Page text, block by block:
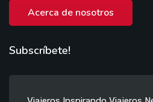
Acerca de nosotros
Subscríbete!